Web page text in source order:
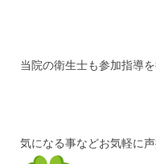
当院の衛生士も参加指導
気になる事などお気軽に